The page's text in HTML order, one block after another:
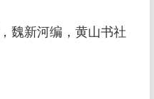
魏新河编，黄山书社